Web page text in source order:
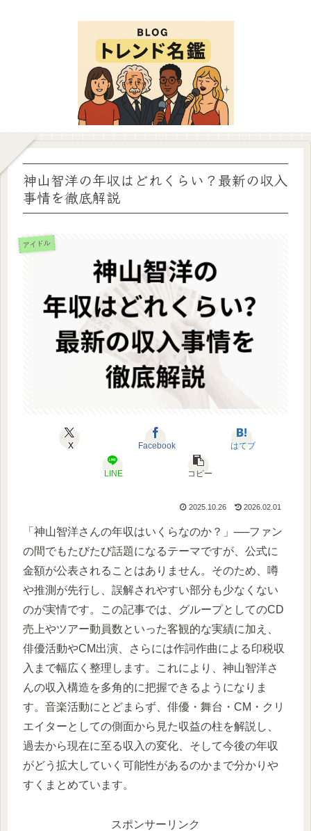
神山智洋の年収はどれくらい？最新の収入
事情を徹底解説
アイドル
X Facebook はてブ
LINE コピー
2025.10.26 2026.02.01
「神山智洋さんの年収はいくらなのか？」──ファン
の間でもたびたび話題になるテーマですが、公式に
金額が公表されることはありません。そのため、噂
や推測が先行し、誤解されやすい部分も少なくない
のが実情です。この記事では、グループとしてのCD
売上やツアー動員数といった客観的な実績に加え、
俳優活動やCM出演、さらには作詞作曲による印税収
入まで幅広く整理します。これにより、神山智洋さ
んの収入構造を多角的に把握できるようになりま
す。音楽活動にとどまらず、俳優・舞台・CM・クリ
エイターとしての側面から見た収益の柱を解説し、
過去から現在に至る収入の変化、そして今後の年収
がどう拡大していく可能性があるのかまで分かりや
すくまとめています。
スポンサーリンク